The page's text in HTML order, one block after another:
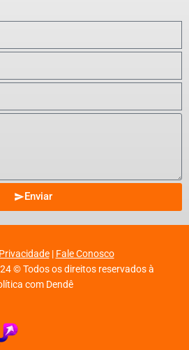
Enviar
| Fale Conosco
© Todos os direitos reservados à
com Dendê